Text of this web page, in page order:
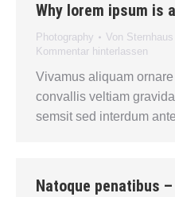
Why lorem ipsum is
Photography Von Sternhaus
Kommentar hinterlassen
Vivamus aliquam
convallis veltiam
semsit sed interdum
Natoque penatibus